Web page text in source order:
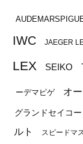
IWC JAEGER
LEX
SEIKO
ーデマピゲ オ
グランドセイコー
ルト
スピードマ